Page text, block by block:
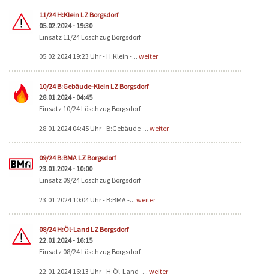
11/24 H:Klein LZ Borgsdorf
05.02.2024 - 19:30
Einsatz 11/24 Löschzug Borgsdorf
05.02.2024 19:23 Uhr - H:Klein -... weiter
10/24 B:Gebäude-Klein LZ Borgsdorf
28.01.2024 - 04:45
Einsatz 10/24 Löschzug Borgsdorf
28.01.2024 04:45 Uhr - B:Gebäude-... weiter
09/24 B:BMA LZ Borgsdorf
23.01.2024 - 10:00
Einsatz 09/24 Löschzug Borgsdorf
23.01.2024 10:04 Uhr - B:BMA -... weiter
08/24 H:Öl-Land LZ Borgsdorf
22.01.2024 - 16:15
Einsatz 08/24 Löschzug Borgsdorf
22.01.2024 16:13 Uhr - H:Öl-Land -... weiter
Seiten